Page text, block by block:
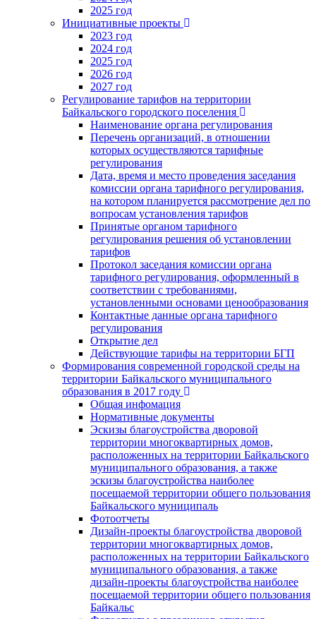
2025 год
Инициативные проекты
2023 год
2024 год
2025 год
2026 год
2027 год
Регулирование тарифов на территории
Байкальского городского поселения
Наименование органа регулирования
Перечень организаций, в отношении
которых осуществляются тарифные
регулирования
Дата, время и место проведения заседания
комиссии органа тарифного регулирования,
на котором планируется рассмотрение дел по
вопросам установления тарифов
Принятые органом тарифного
регулирования решения об установлении
тарифов
Протокол заседания комиссии органа
тарифного регулирования, оформленный в
соответствии с требованиями,
установленными основами ценообразования
Контактные данные органа тарифного
регулирования
Открытие дел
Действующие тарифы на территории БГП
Формирования современной городской среды на
территории Байкальского муниципального
образования в 2017 году
Общая инфомация
Нормативные документы
Эскизы благоустройства дворовой
территории многоквартирных домов,
расположенных на территории Байкальского
муниципального образования, а также
эскизы благоустройства наиболее
посещаемой территории общего пользования
Байкальского муниципаль
Фотоотчеты
Дизайн-проекты благоустройства дворовой
территории многоквартирных домов,
расположенных на территории Байкальского
муниципального образования, а также
дизайн-проекты благоустройства наиболее
посещаемой территории общего пользования
Байкальс